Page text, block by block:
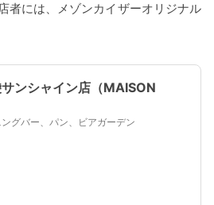
者には、メゾンカイザーオリジナル
ンシャイン店（MAISON
グバー、パン、ビアガーデン